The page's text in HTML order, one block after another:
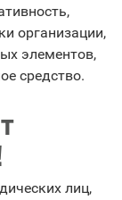
организации,
элементов,
средство.
лиц,